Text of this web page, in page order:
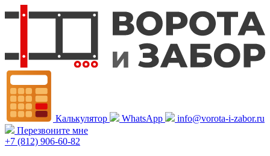
Калькулятор WhatsApp
info@vorota-i-zabor.ru
Перезвоните мне
+7 (812) 906-60-82